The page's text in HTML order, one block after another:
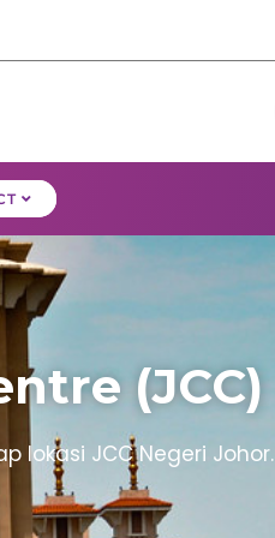
(JCC)
lokasi JCC Negeri Johor.